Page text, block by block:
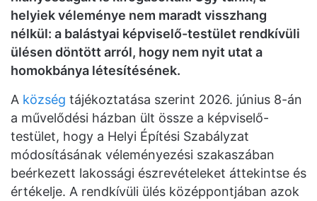
helyiek véleménye nem maradt visszhang
nélkül: a balástyai képviselő-testület rendkívüli
ülésen döntött arról, hogy nem nyit utat a
homokbánya létesítésének.
A község tájékoztatása szerint 2026. június 8-án
a művelődési házban ült össze a képviselő-
testület, hogy a Helyi Építési Szabályzat
módosításának véleményezési szakaszában
beérkezett lakossági észrevételeket áttekintse és
értékelje. A rendkívüli ülés középpontjában azok